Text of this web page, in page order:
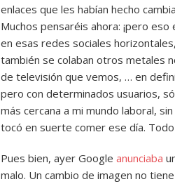
enlaces que les habían hecho
Muchos pensaréis ahora: ¡pero
en esas redes sociales
también se colaban otros metales
de televisión que vemos, … en
pero con determinados usuarios,
más cercana a mi mundo laboral,
tocó en suerte comer ese día.
Pues bien, ayer Google anunciaba
malo. Un cambio de imagen no